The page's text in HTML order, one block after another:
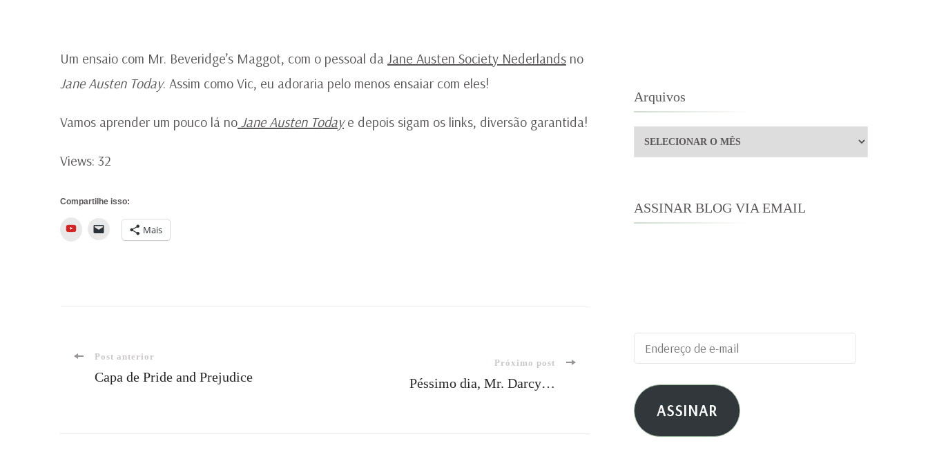
Um ensaio com Mr. Beveridge’s Maggot, com o pessoal da Jane Austen Society Nederlands no
Jane Austen Today. Assim como Vic, eu adoraria pelo menos ensaiar com eles!
Vamos aprender um pouco lá no Jane Austen Todaye depois sigam os links, diversão garantida!
Views: 32
Compartilhe isso:
YouTube Mais
Navegação
Post anterior
Capa de Pride and Prejudice
Próximo post
Péssimo dia, Mr. Darcy…
Arquivos
Arquivos
ASSINAR BLOG VIA EMAIL
Endereço
de
e-
mail ASSINAR